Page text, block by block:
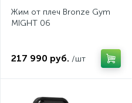
Жим от плеч Bronze Gym
MIGHT 06
217 990 руб. /шт